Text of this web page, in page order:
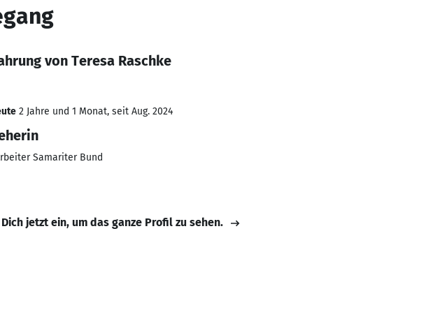
von Teresa Raschke
2 Jahre und 1 Monat, seit Aug. 2024
Samariter Bund
Dich jetzt ein, um das ganze Profil zu sehen.